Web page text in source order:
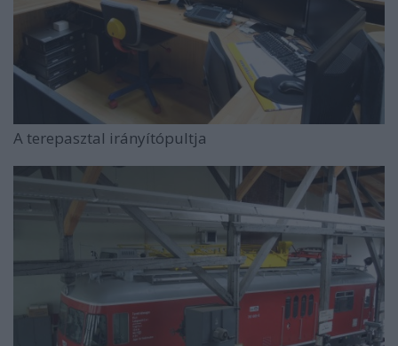
A terepasztal irányítópultja